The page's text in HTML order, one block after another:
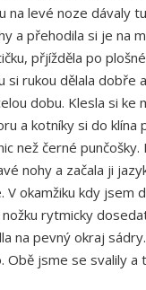
levé noze dávaly
přehodila si je na
přjížděla po
rukou dělala
dobu. Klesla si ke
a kotníky si do
než černé
nohy a začala ji
okamžiku kdy jsem
rytmicky
pevný okraj
jsme se svalily a